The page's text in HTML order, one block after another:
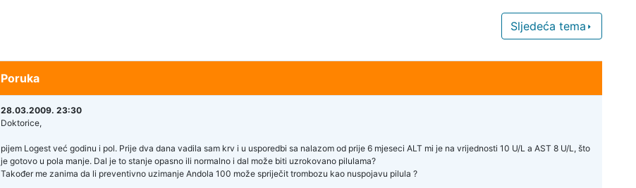
Sljedeća tema
Poruka
28.03.2009. 23:30
Doktorice,
pijem Logest već godinu i pol. Prije dva dana vadila sam krv i u usporedbi sa nalazom od prije 6 mjeseci ALT mi je na vrijednosti 10 U/L a AST 8 U/L, što
je gotovo u pola manje. Dal je to stanje opasno ili normalno i dal može biti uzrokovano pilulama?
Također me zanima da li preventivno uzimanje Andola 100 može spriječit trombozu kao nuspojavu pilula ?